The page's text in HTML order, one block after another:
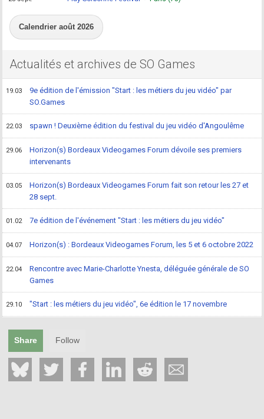
Calendrier août 2026
Actualités et archives de SO Games
19.03
9e édition de l'émission "Start : les métiers du jeu vidéo" par
SO.Games
22.03 spawn ! Deuxième édition du festival du jeu vidéo d'Angoulême
29.06
Horizon(s) Bordeaux Videogames Forum dévoile ses premiers
intervenants
03.05
Horizon(s) Bordeaux Videogames Forum fait son retour les 27 et
28 sept.
01.02 7e édition de l'événement "Start : les métiers du jeu vidéo"
04.07 Horizon(s) : Bordeaux Videogames Forum, les 5 et 6 octobre 2022
22.04
Rencontre avec Marie-Charlotte Ynesta, déléguée générale de SO
Games
29.10 "Start : les métiers du jeu vidéo", 6e édition le 17 novembre
Share Follow